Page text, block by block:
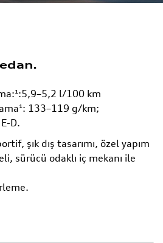
l/100 km
133–119 g/km;
D.
şık dış tasarımı, özel yapım
sürücü odaklı iç mekanı ile